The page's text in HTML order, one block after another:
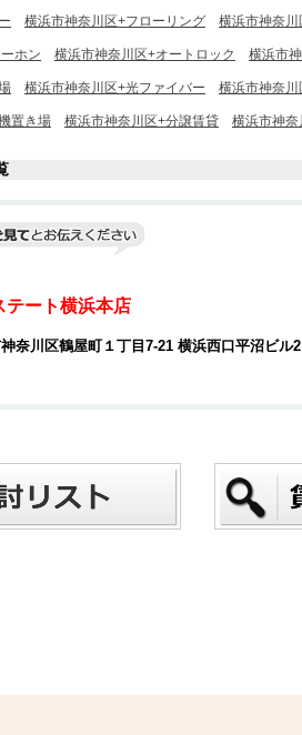
横浜市神奈川区+フローリング 横浜市神奈川
ホン 横浜市神奈川区+オートロック 横浜市
横浜市神奈川区+光ファイバー 横浜市神奈川
置き場 横浜市神奈川区+分譲賃貸 横浜市神
テート横浜本店
奈川区鶴屋町１丁目7-21 横浜西口平沼ビル2